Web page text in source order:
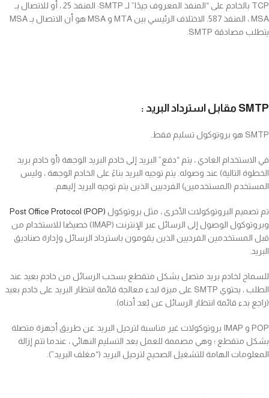
TCP بالخادم على “المنفذ المعروف جيدًا” لـ SMTP: المنفذ 25 ، أو للاتصال بـ
MSA ، المنفذ 587. الاختلاف الرئيسي بين MTA و MSA هو أن الاتصال بـ MSA
يتطلب مصادقة SMTP.
SMTP مقابل استرداد البريد :
SMTP هو بروتوكول تسليم فقط.
في الاستخدام العادي ، يتم “دفع” البريد إلى خادم البريد الوجهة (أو خادم بريد
الخطوة التالية) عند وصوله. يتم توجيه البريد بناءً على الخادم الوجهة ، وليس
المستخدم (المستخدمين) الفرديين الذين يتم توجيه البريد إليهم.
تم تصميم البروتوكولات الأخرى ، مثل بروتوكول Post Office Protocol (POP)
وبروتوكول الوصول إلى الرسائل عبر الإنترنت (IMAP) خصيصًا للاستخدام من
قبل المستخدمين الفرديين الذين يقومون باسترداد الرسائل وإدارة صناديق
البريد.
للسماح لخادم بريد متصل بشكل متقطع بسحب الرسائل من خادم بعيد عند
الطلب ، يحتوي SMTP على ميزة لبدء معالجة قائمة انتظار البريد على خادم بعيد
(راجع بدء قائمة انتظار الرسائل عن بُعد أدناه).
POP و IMAP بروتوكولات غير مناسبة لترحيل البريد عن طريق أجهزة متصلة
بشكل متقطع ؛ وهي مصممة للعمل بعد التسليم النهائي ، عندما تتم إزالة
المعلومات الهامة للتشغيل الصحيح لترحيل البريد (“مغلف البريد”).